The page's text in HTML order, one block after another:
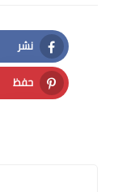
نشر
Facebook
حفظ
Pinterest